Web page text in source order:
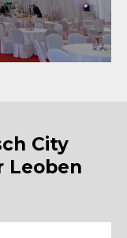
City
Leoben